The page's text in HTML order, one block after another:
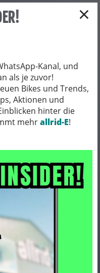
×
Kanal, und
als je zuvor!
Bikes und Trends,
Aktionen und
hinter die
mehrallrid-E!
5 7 8